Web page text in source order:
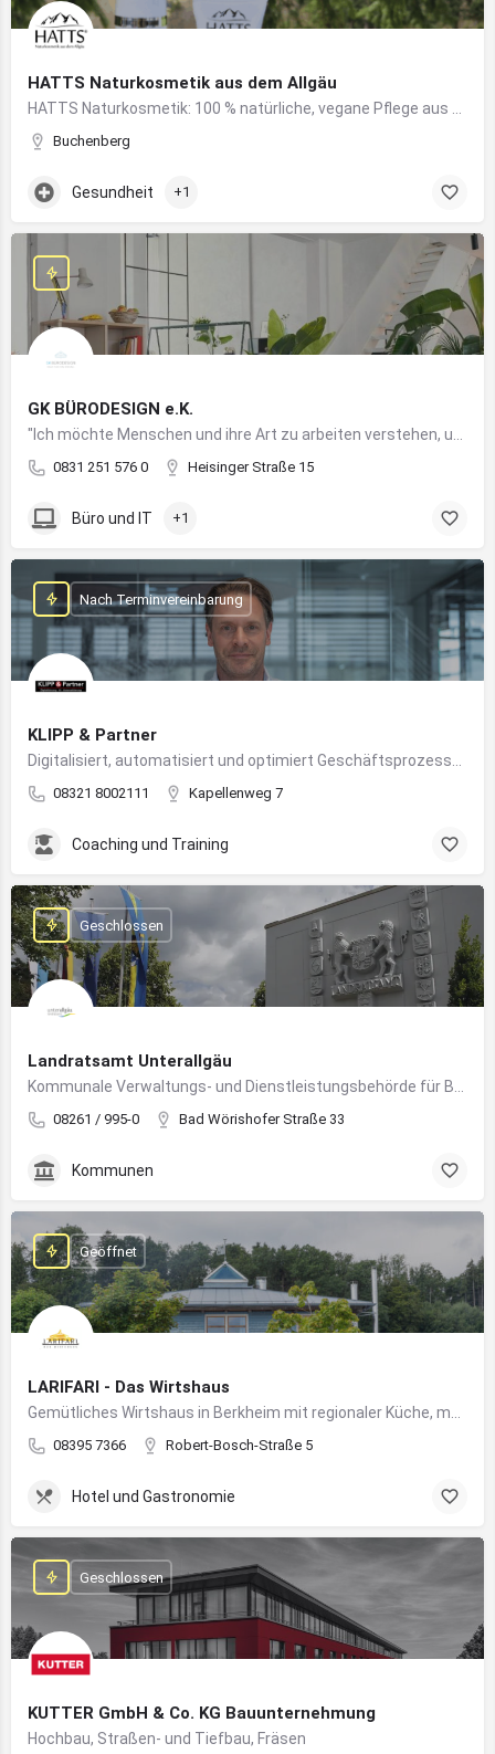
HATTS Naturkosmetik aus dem Allgäu
Buchenberg
Gesundheit +1
GK BÜRODESIGN e.K.
0831 251 576 0 Heisinger Straße 15
Büro und IT +1
KLIPP & Partner
08321 8002111 Kapellenweg 7
Nach Terminvereinbarung
Coaching und Training
Landratsamt Unterallgäu
08261 / 995-0 Bad Wörishofer Straße 33
Geschlossen
Kommunen
LARIFARI - Das Wirtshaus
08395 7366 Robert-Bosch-Straße 5
Geöffnet
Hotel und Gastronomie
KUTTER GmbH & Co. KG Bauunternehmung
Hochbau, Straßen- und Tiefbau, Fräsen
Geschlossen